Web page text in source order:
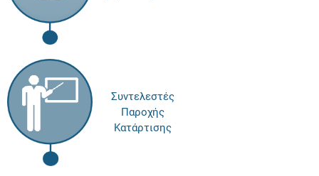
Συντελεστές
Παροχής
Κατάρτισης